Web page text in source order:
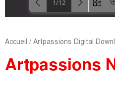
Accueil / Artpassions Digital
Artpassions